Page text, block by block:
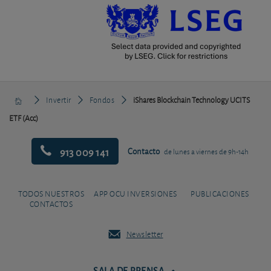
Invertir Fondos
iShares Blockchain Technology UCITS
ETF (Acc)
913 009 141 Contacto de lunes a viernes de 9h-14h
TODOS NUESTROS
CONTACTOS
APP OCU INVERSIONES PUBLICACIONES
Newsletter